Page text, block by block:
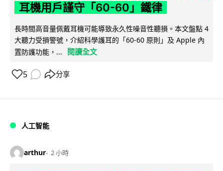
耳機用戶謹守「60-60」鐵律
長時間高音量佩戴耳機可能導致永久性噪音性聽損。本文盤點 4
大聽力受損警號，介紹科學護耳的「60-60 原則」及 Apple 內
置防護功能，...
閱讀全文
5 分享
人工智能
arthur 2 小時